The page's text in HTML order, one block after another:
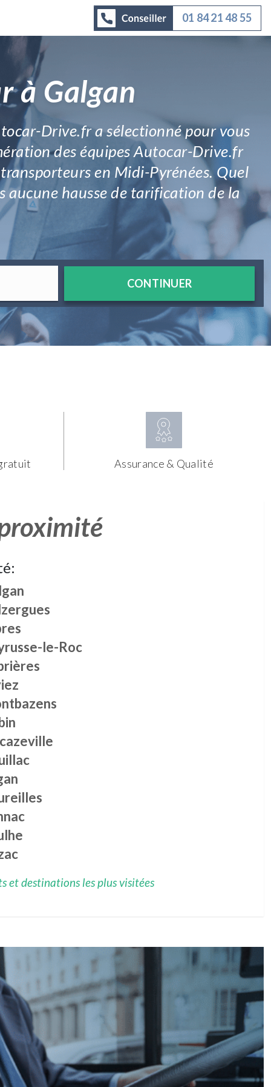
01 84 21 48 55
à Galgan
Drive.fr a sélectionné pour vous
des équipes Autocar-Drive.fr
en Midi-Pyrénées. Quel
aucune hausse de tarification de la
CONTINUER
Assurance & Qualité
le-Roc
et destinations les plus visitées